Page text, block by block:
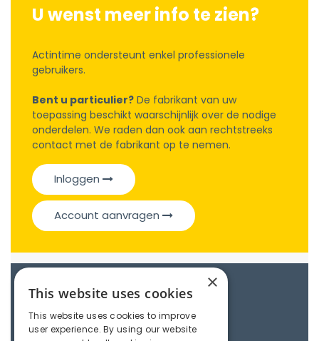
U wenst meer info te zien?
Actintime ondersteunt enkel professionele
gebruikers.
Bent u particulier? De fabrikant van uw
toepassing beschikt waarschijnlijk over de nodige
onderdelen. We raden dan ook aan rechtstreeks
contact met de fabrikant op te nemen.
Inloggen
Account aanvragen
Catalogue
Couplings
×
This website uses cookies
This website uses cookies to improve
user experience. By using our website